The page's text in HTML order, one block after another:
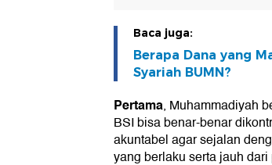
Baca juga:
Berapa Dana yang
Syariah BUMN?
Pertama, Muhammadiyah
BSI bisa benar-benar
akuntabel agar sejalan
yang berlaku serta jauh